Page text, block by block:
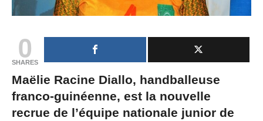
0
SHARES
Maëlie Racine Diallo, handballeuse
franco-guinéenne, est la nouvelle
recrue de l’équipe nationale junior de